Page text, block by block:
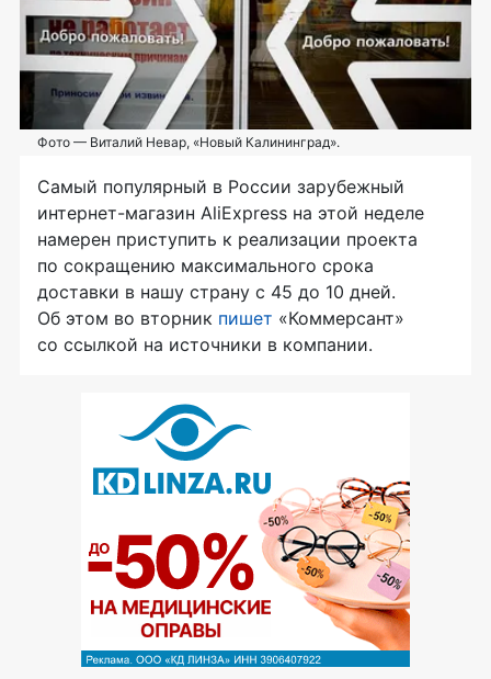
Фото — Виталий Невар, «Новый Калининград».
Самый популярный в России зарубежный
интернет-магазин АliExpress на этой неделе
намерен приступить к реализации проекта
по сокращению максимального срока
доставки в нашу страну с 45 до 10 дней.
Об этом во вторник пишет «Коммерсант»
со ссылкой на источники в компании.